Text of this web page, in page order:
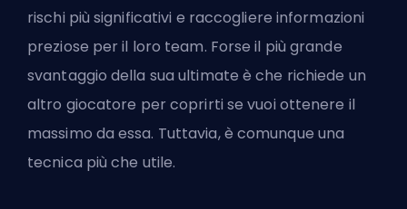
rischi più significativi e raccogliere informazioni
preziose per il loro team. Forse il più grande
svantaggio della sua ultimate è che richiede un
altro giocatore per coprirti se vuoi ottenere il
massimo da essa. Tuttavia, è comunque una
tecnica più che utile.